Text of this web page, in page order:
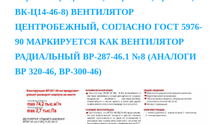
ВК-Ц14-46-8) ВЕНТИЛЯТОР
ЦЕНТРОБЕЖНЫЙ, СОГЛАСНО ГОСТ 5976-
90 МАРКИРУЕТСЯ КАК ВЕНТИЛЯТОР
РАДИАЛЬНЫЙ ВР-287-46.1 №8 (АНАЛОГИ
ВР 320-46, ВР-300-46)